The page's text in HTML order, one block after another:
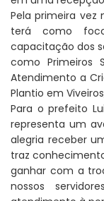
Pela primeira vez
terá como
capacitação dos
como Primeiros
Atendimento a
Plantio em
Para o prefeito
representa um
alegria receber
traz
ganhar com a
nossos